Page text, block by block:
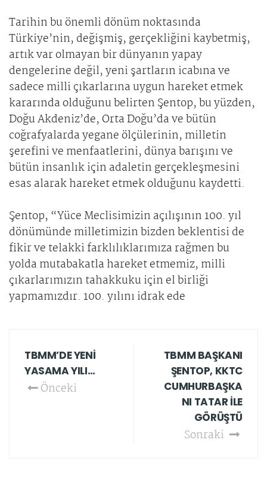
Tarihin bu önemli dönüm noktasında
Türkiye’nin, değişmiş, gerçekliğini kaybetmiş,
artık var olmayan bir dünyanın yapay
dengelerine değil, yeni şartların icabına ve
sadece milli çıkarlarına uygun hareket etmek
kararında olduğunu belirten Şentop, bu yüzden,
Doğu Akdeniz’de, Orta Doğu’da ve bütün
coğrafyalarda yegane ölçülerinin, milletin
şerefini ve menfaatlerini, dünya barışını ve
bütün insanlık için adaletin gerçekleşmesini
esas alarak hareket etmek olduğunu kaydetti.
Şentop, “Yüce Meclisimizin açılışının 100. yıl
dönümünde milletimizin bizden beklentisi de
fikir ve telakki farklılıklarımıza rağmen bu
yolda mutabakatla hareket etmemiz, milli
çıkarlarımızın tahakkuku için el birliği
yapmamızdır. 100. yılını idrak ede
TBMM’DE YENİ
YASAMA YILI…
Önceki
TBMM BAŞKANI
ŞENTOP, KKTC
CUMHURBAŞKA
NI TATAR İLE
GÖRÜŞTÜ
Sonraki